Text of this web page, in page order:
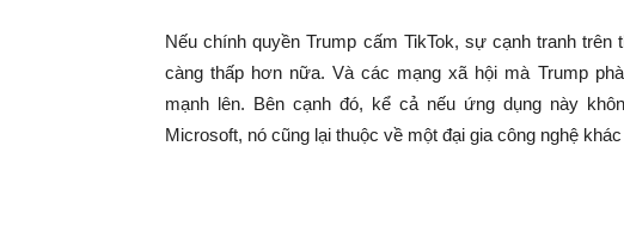
Nếu chính quyền Trump cấm TikTok, sự cạnh tranh
càng thấp hơn nữa. Và các mạng xã hội mà Trump
mạnh lên. Bên cạnh đó, kể cả nếu ứng dụng này
Microsoft, nó cũng lại thuộc về một đại gia công nghệ